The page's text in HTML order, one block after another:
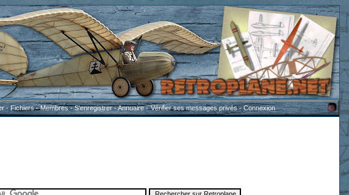
-Fichiers-Membres-S'enregistrer-Annuaire-Vérifier ses messages privés-Connexion